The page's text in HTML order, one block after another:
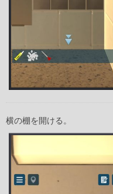
横の棚を開ける。